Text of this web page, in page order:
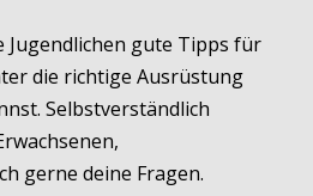
Jugendlichen gute Tipps für
die richtige Ausrüstung
Selbstverständlich
gerne deine Fragen.